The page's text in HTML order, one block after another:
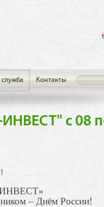
служба Контакты
с 08
ИНВЕСТ»
– Днём России!